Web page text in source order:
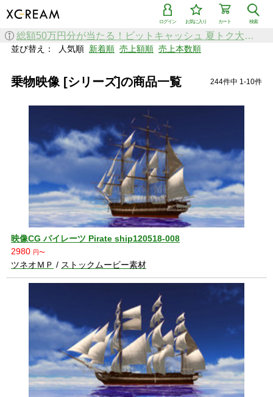
検索
カート
お気に入り
ログイン
検索で「条件を追加して絞り込む」機能を追加しました！
並び替え： 人気順 新着順 売上額順 売上本数順
乗物映像 [シリーズ]の商品一覧 244件中 1-10件
映像CG パイレーツ Pirate ship120518-008
2980 円〜
ツネオＭＰ / ストックムービー素材